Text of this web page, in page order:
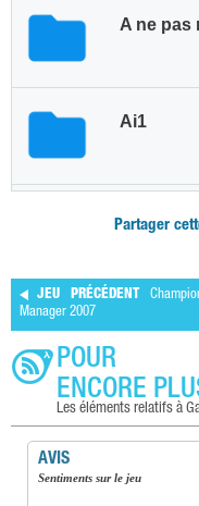
Partager
JEU PRÉCÉDENT
Manager 2007
POUR
ENCORE
Les éléments relatifs à
AVIS
Sentiments sur le jeu